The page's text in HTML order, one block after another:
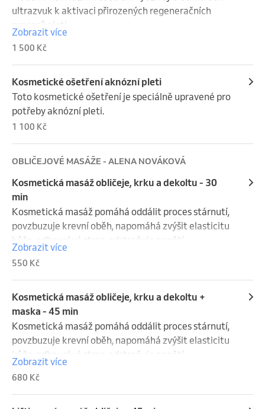
ultrazvuk k aktivaci přirozených regeneračních
procesů pleti.
Pomáhá zpevnit pleť, podpořit tvorbu kolagenu a
zlepšit její strukturu i tonus. Pleť je po ošetření
viditelně svěžejší, hladší a působí mladistvějším
dojmem.
Zobrazit více
1 500 Kč
Kosmetické ošetření aknózní pleti
Toto kosmetické ošetření je speciálně upravené pro
potřeby aknózní pleti.
1 100 Kč
OBLIČEJOVÉ MASÁŽE - ALENA NOVÁKOVÁ
Kosmetická masáž obličeje, krku a dekoltu - 30
min
Kosmetická masáž pomáhá oddálit proces stárnutí,
povzbuzuje krevní oběh, napomáhá zvýšit elasticitu
kůže, odbourává stres, odstraňuje napětí.
Nemasíruje se pouze obličej, ale také dekolt, šíje a
trapézové svaly. Obličej získává svěží a odpočinutý
vzhled.
Zobrazit více
550 Kč
Kosmetická masáž obličeje, krku a dekoltu +
maska - 45 min
Kosmetická masáž pomáhá oddálit proces stárnutí,
povzbuzuje krevní oběh, napomáhá zvýšit elasticitu
kůže, odbourává stres, odstraňuje napětí.
Nemasíruje se pouze obličej, ale také dekolt, šíje a
trapézové svaly. Obličej získává svěží a odpočinutý
vzhled.
Zobrazit více
680 Kč